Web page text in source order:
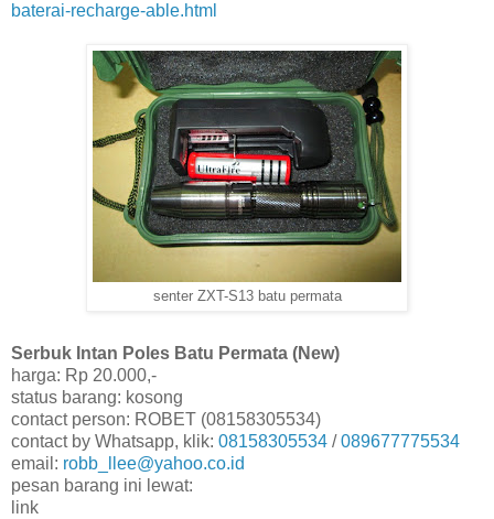
baterai-recharge-able.html
senter ZXT-S13 batu permata
Serbuk Intan Poles Batu Permata (New)
harga: Rp 20.000,-
status barang: kosong
contact person: ROBET (08158305534)
contact by Whatsapp, klik: 08158305534 /089677775534
email: robb_llee@yahoo.co.id
pesan barang ini lewat:
link